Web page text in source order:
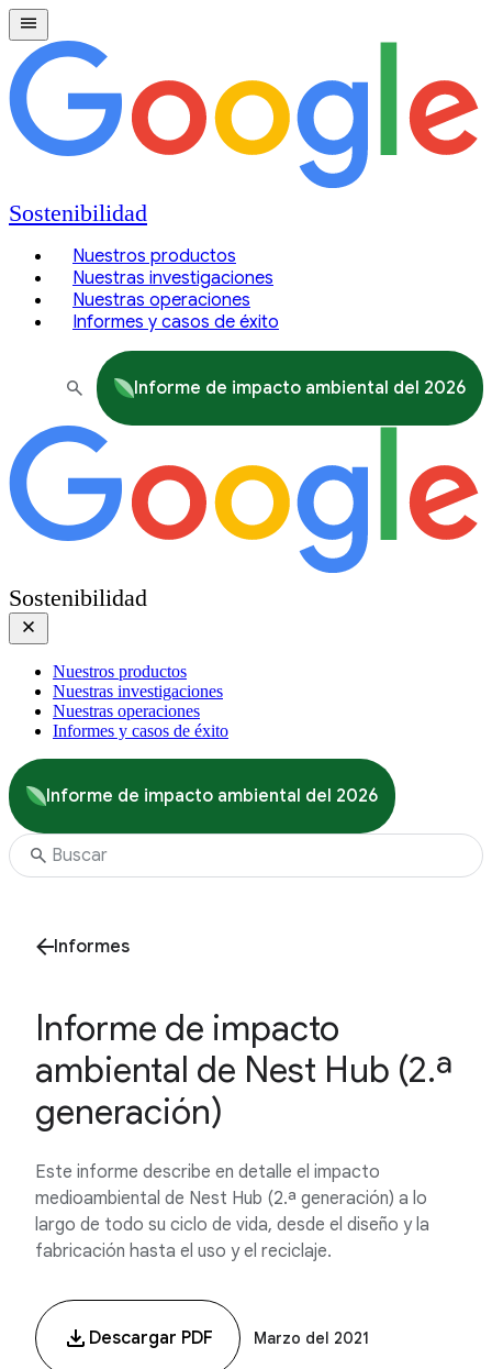
Sostenibilidad
Nuestros productos
Nuestras investigaciones
Nuestras operaciones
Informes y casos de éxito
Informe de impacto ambiental del 2026
Sostenibilidad
Nuestros productos
Nuestras investigaciones
Nuestras operaciones
Informes y casos de éxito
Informe de impacto ambiental del 2026
Informes
Informe de impacto
ambiental de Nest Hub (2.ª
generación)
Este informe describe en detalle el impacto
medioambiental de Nest Hub (2.ª generación) a lo
largo de todo su ciclo de vida, desde el diseño y la
fabricación hasta el uso y el reciclaje.
Descargar PDF Marzo del 2021